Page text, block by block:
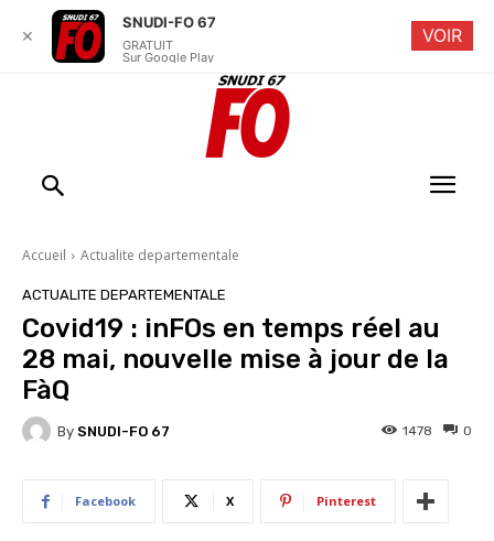
Accueil Actualite departementale
ACTUALITE DEPARTEMENTALE
Covid19 : inFOs en temps réel au
28 mai, nouvelle mise à jour de la
FàQ
By SNUDI-FO 67 0
1478
Facebook X Pinterest
✕
SNUDI-FO 67
GRATUIT
Sur Google Play
VOIR